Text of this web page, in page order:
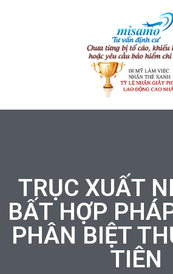
TRỤC XUẤT
BẤT HỢP
PHÂN BIỆT
TIÊN